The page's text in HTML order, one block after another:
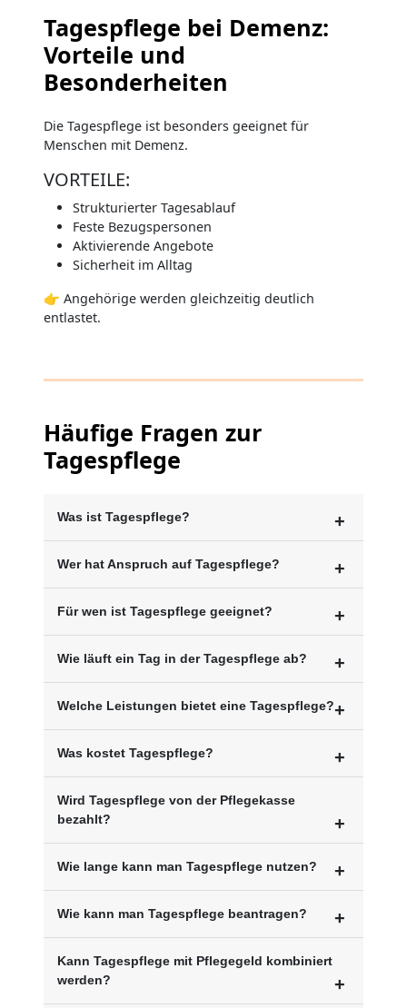
Tagespflege bei Demenz:
Vorteile und
Besonderheiten
Die Tagespflege ist besonders geeignet für
Menschen mit Demenz.
VORTEILE:
Strukturierter Tagesablauf
Feste Bezugspersonen
Aktivierende Angebote
Sicherheit im Alltag
👉 Angehörige werden gleichzeitig deutlich
entlastet.
Häufige Fragen zur
Tagespflege
Was ist Tagespflege?
Wer hat Anspruch auf Tagespflege?
Für wen ist Tagespflege geeignet?
Wie läuft ein Tag in der Tagespflege ab?
Welche Leistungen bietet eine Tagespflege?
Was kostet Tagespflege?
Wird Tagespflege von der Pflegekasse
bezahlt?
Wie lange kann man Tagespflege nutzen?
Wie kann man Tagespflege beantragen?
Kann Tagespflege mit Pflegegeld kombiniert
werden?